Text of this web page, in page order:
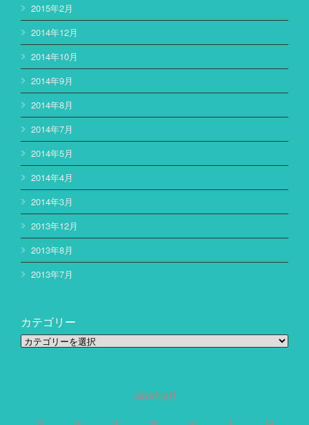
2015年2月
2014年12月
2014年10月
2014年9月
2014年8月
2014年7月
2014年5月
2014年4月
2014年3月
2013年12月
2013年8月
2013年7月
カテゴリー
カ
2026年8月